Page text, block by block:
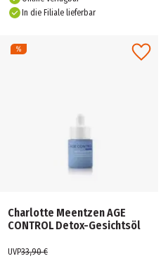
In die Filiale lieferbar
Charlotte Meentzen AGE
CONTROL Detox-Gesichtsöl
UVP33,90 €